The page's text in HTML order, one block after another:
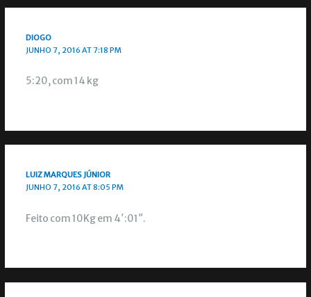
DIOGO
JUNHO 7, 2016 AT 7:18 PM
5:20, com 14 kg
LUIZ MARQUES JÚNIOR
JUNHO 7, 2016 AT 8:05 PM
Feito com 10Kg em 4′:01″.